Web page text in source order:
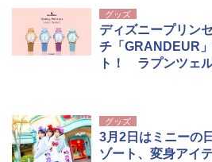
グッズ
ディズニープリン
チ「GRANDEUR
ト！ ラプンツェ
グッズ
3月2日はミニーの
ゾート、変身アイ